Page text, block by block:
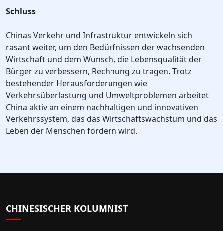
Schluss
Chinas Verkehr und Infrastruktur entwickeln sich
rasant weiter, um den Bedürfnissen der wachsenden
Wirtschaft und dem Wunsch, die Lebensqualität der
Bürger zu verbessern, Rechnung zu tragen. Trotz
bestehender Herausforderungen wie
Verkehrsüberlastung und Umweltproblemen arbeitet
China aktiv an einem nachhaltigen und innovativen
Verkehrssystem, das das Wirtschaftswachstum und das
Leben der Menschen fördern wird.
CHINESISCHER KOLUMNIST